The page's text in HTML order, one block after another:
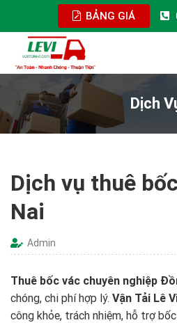
BẢNG GIÁ
Dịch
Dịch vụ thuê
Nai
Admin
Thuê bốc vác chuyên nghiệp
chóng, chi phí hợp lý. Vận Tải Lê
công khỏe, trách nhiệm, hỗ trợ